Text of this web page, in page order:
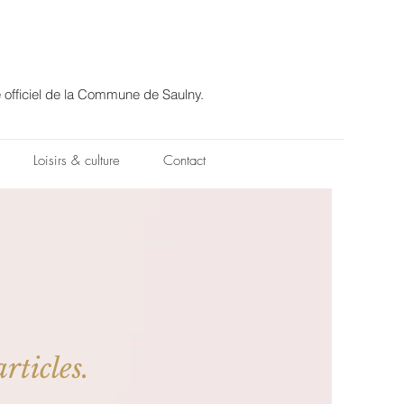
de la Commune de Saulny.
Loisirs & culture Contact